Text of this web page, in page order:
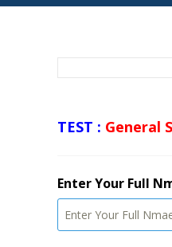
TEST : General
Enter Your Full